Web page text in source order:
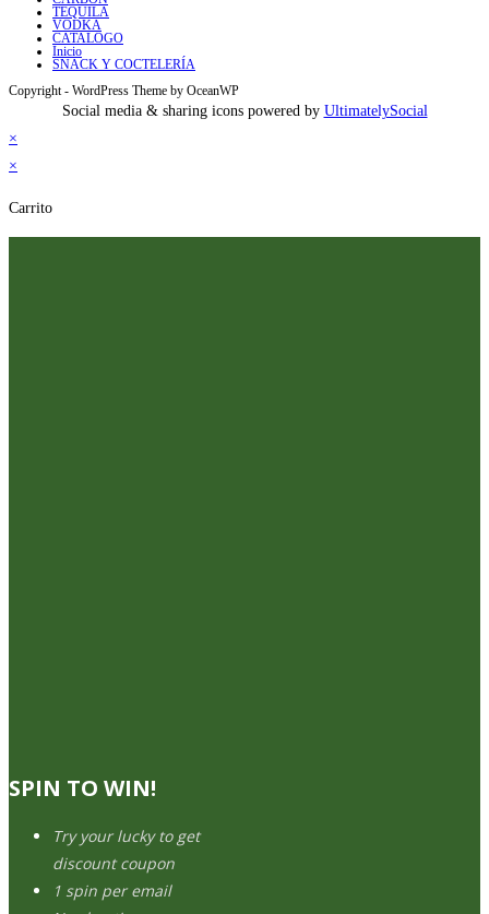
TEQUILA
VODKA
CATALOGO
Inicio
SNACK Y COCTELERÍA
Copyright - WordPress Theme by OceanWP
Social media & sharing icons powered by UltimatelySocial
×
×
Carrito
SPIN TO WIN!
Try your lucky to get
discount coupon
1 spin per email